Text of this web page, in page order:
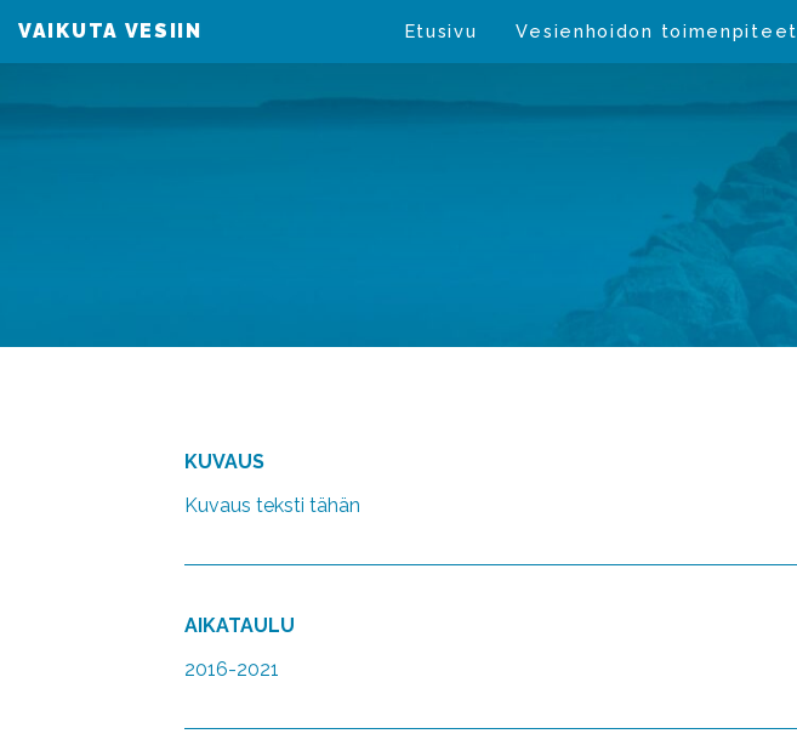
VAIKUTA VESIIN Etusivu Vesienhoidon toimenpiteet
KUVAUS
Kuvaus teksti tähän
AIKATAULU
2016-2021